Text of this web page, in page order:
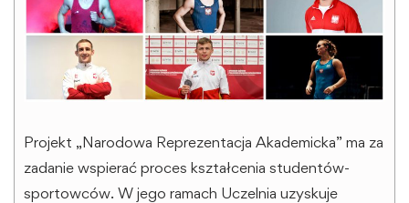
Projekt „Narodowa Reprezentacja Akademicka” ma za
zadanie wspierać proces kształcenia studentów-
sportowców. W jego ramach Uczelnia uzyskuje